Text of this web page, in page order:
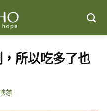
所以吃多了也
慈